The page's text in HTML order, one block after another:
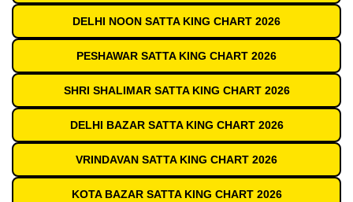
DELHI NOON SATTA KING CHART 2026
PESHAWAR SATTA KING CHART 2026
SHRI SHALIMAR SATTA KING CHART 2026
DELHI BAZAR SATTA KING CHART 2026
VRINDAVAN SATTA KING CHART 2026
KOTA BAZAR SATTA KING CHART 2026